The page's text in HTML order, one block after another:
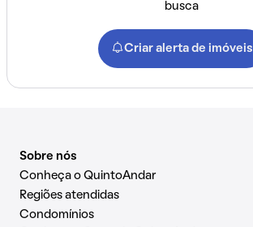
busca
Criar alerta de imóveis
Sobre nós
Conheça o QuintoAndar
Regiões atendidas
Condomínios